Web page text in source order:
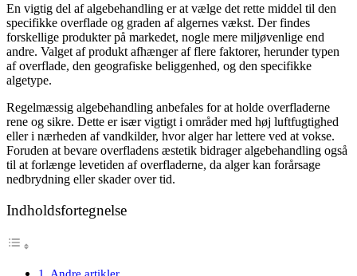
En vigtig del af algebehandling er at vælge det rette middel til den
specifikke overflade og graden af algernes vækst. Der findes
forskellige produkter på markedet, nogle mere miljøvenlige end
andre. Valget af produkt afhænger af flere faktorer, herunder typen
af overflade, den geografiske beliggenhed, og den specifikke
algetype.
Regelmæssig algebehandling anbefales for at holde overfladerne
rene og sikre. Dette er især vigtigt i områder med høj luftfugtighed
eller i nærheden af vandkilder, hvor alger har lettere ved at vokse.
Foruden at bevare overfladens æstetik bidrager algebehandling også
til at forlænge levetiden af overfladerne, da alger kan forårsage
nedbrydning eller skader over tid.
Indholdsfortegnelse
Andre artikler